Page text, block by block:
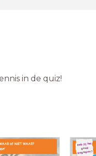
in de quiz!
of NIET WAAR?
Heb jij het
goed
begrepen?